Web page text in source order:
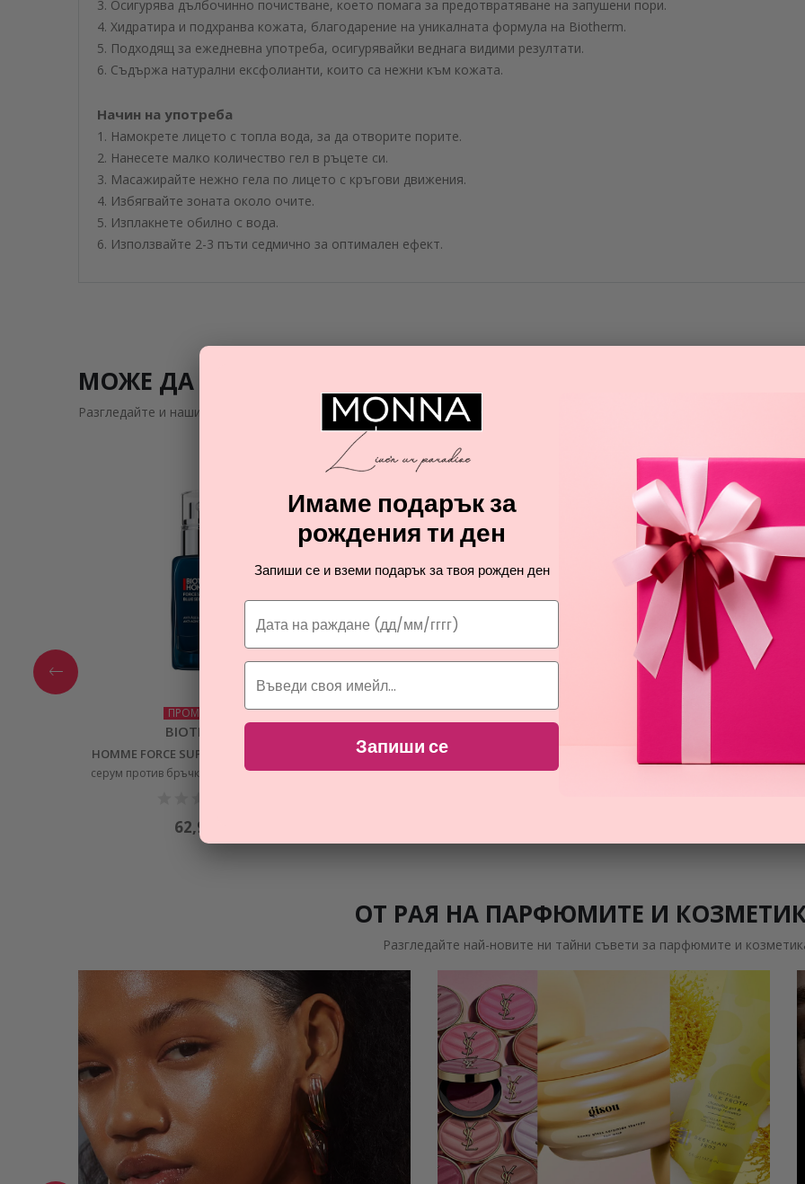
3. Осигурява дълбочинно почистване, което помага за предотвратяване на запушени пори.
4. Хидратира и подхранва кожата, благодарение на уникалната формула на Biotherm.
5. Подходящ за ежедневна употреба, осигурявайки веднага видими резултати.
6. Съдържа натурални ексфолианти, които са нежни към кожата.
Начин на употреба
1. Намокрете лицето с топла вода, за да отворите порите.
2. Нанесете малко количество гел в ръцете си.
3. Масажирайте нежно гела по лицето с кръгови движения.
4. Избягвайте зоната около очите.
5. Изплакнете обилно с вода.
6. Използвайте 2-3 пъти седмично за оптимален ефект.
МОЖЕ ДА ВИ ЗАИНТРИГУВА
Разгледайте и нашите подобни предложения
ПРОМОЦИЯ
BIOTHERM
HOMME FORCE SUPREME BLUE SERUM
серум против бръчки с ретинол за жени
62,91
ПРОМОЦИЯ
BIOSOURCE TOTAL RENEW OIL
почистващо масло-пяна за жени
ОТ РАЯ НА ПАРФЮМИТЕ И
Разгледайте най-новите ни тайни съвети за парфюмите и
Имаме подарък за
рождения ти ден
Запиши се и вземи подарък за твоя рожден ден
Запиши се